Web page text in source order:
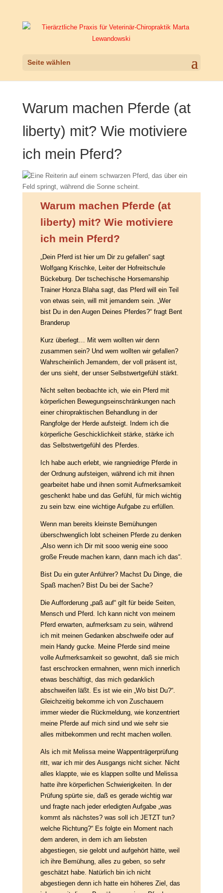
Seite wählen
Warum machen Pferde (at
liberty) mit? Wie motiviere
ich mein Pferd?
Warum machen Pferde (at
liberty) mit? Wie motiviere
ich mein Pferd?
„Dein Pferd ist hier um Dir zu gefallen“ sagt
Wolfgang Krischke, Leiter der Hofreitschule
Bückeburg. Der tschechische Horsemanship
Trainer Honza Blaha sagt, das Pferd will ein Teil
von etwas sein, will mit jemandem sein. „Wer
bist Du in den Augen Deines Pferdes?“ fragt Bent
Branderup
Kurz überlegt… Mit wem wollten wir denn
zusammen sein? Und wem wollten wir gefallen?
Wahrscheinlich Jemandem, der voll präsent ist,
der uns sieht, der unser Selbstwertgefühl stärkt.
Nicht selten beobachte ich, wie ein Pferd mit
körperlichen Bewegungseinschränkungen nach
einer chiropraktischen Behandlung in der
Rangfolge der Herde aufsteigt. Indem ich die
körperliche Geschicklichkeit stärke, stärke ich
das Selbstwertgefühl des Pferdes.
Ich habe auch erlebt, wie rangniedrige Pferde in
der Ordnung aufsteigen, während ich mit ihnen
gearbeitet habe und ihnen somit Aufmerksamkeit
geschenkt habe und das Gefühl, für mich wichtig
zu sein bzw. eine wichtige Aufgabe zu erfüllen.
Wenn man bereits kleinste Bemühungen
überschwenglich lobt scheinen Pferde zu denken
„Also wenn ich Dir mit sooo wenig eine sooo
große Freude machen kann, dann mach ich das“.
Bist Du ein guter Anführer? Machst Du Dinge, die
Spaß machen? Bist Du bei der Sache?
Die Aufforderung „paß auf“ gilt für beide Seiten,
Mensch und Pferd. Ich kann nicht von meinem
Pferd erwarten, aufmerksam zu sein, während
ich mit meinen Gedanken abschweife oder auf
mein Handy gucke. Meine Pferde sind meine
volle Aufmerksamkeit so gewohnt, daß sie mich
fast erschrocken ermahnen, wenn mich innerlich
etwas beschäftigt, das mich gedanklich
abschweifen läßt. Es ist wie ein „Wo bist Du?“.
Gleichzeitig bekomme ich von Zuschauern
immer wieder die Rückmeldung, wie konzentriert
meine Pferde auf mich sind und wie sehr sie
alles mitbekommen und recht machen wollen.
Als ich mit Melissa meine Wappenträgerprüfung
ritt, war ich mir des Ausgangs nicht sicher. Nicht
alles klappte, wie es klappen sollte und Melissa
hatte ihre körperlichen Schwierigkeiten. In der
Prüfung spürte sie, daß es gerade wichtig war
und fragte nach jeder erledigten Aufgabe „was
kommt als nächstes? was soll ich JETZT tun?
welche Richtung?“ Es folgte ein Moment nach
dem anderen, in dem ich am liebsten
abgestiegen, sie gelobt und aufgehört hätte, weil
ich ihre Bemühung, alles zu geben, so sehr
geschätzt habe. Natürlich bin ich nicht
abgestiegen denn ich hatte ein höheres Ziel, das